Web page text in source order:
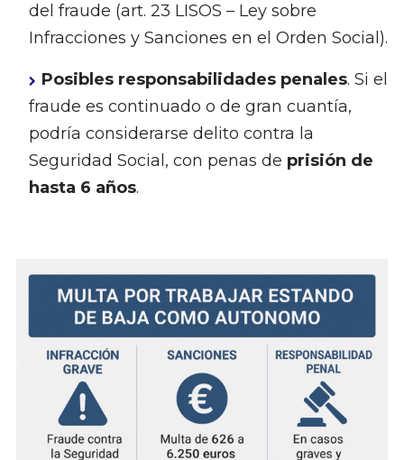
del fraude (art. 23 LISOS – Ley sobre
Infracciones y Sanciones en el Orden Social).
Posibles responsabilidades penales. Si el
fraude es continuado o de gran cuantía,
podría considerarse delito contra la
Seguridad Social, con penas de prisión de
hasta 6 años.